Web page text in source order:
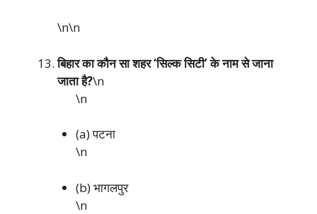
\n\n
बिहार का कौन सा शहर ‘सिल्क सिटी’ के नाम से जाना
जाता है?\n
\n
(a) पटना
\n
(b) भागलपुर
\n